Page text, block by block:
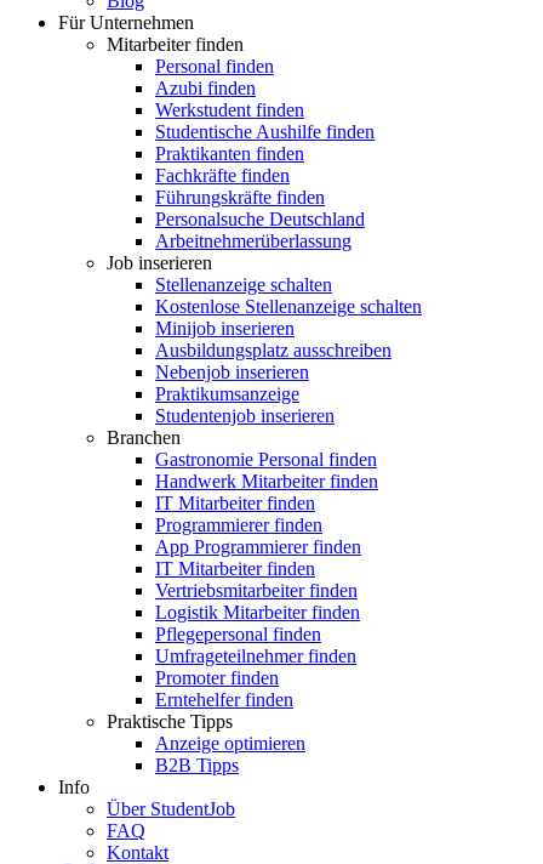
Für Unternehmen
Mitarbeiter finden
Personal finden
Azubi finden
Werkstudent finden
Studentische Aushilfe finden
Praktikanten finden
Fachkräfte finden
Führungskräfte finden
Personalsuche Deutschland
Arbeitnehmerüberlassung
Job inserieren
Stellenanzeige schalten
Kostenlose Stellenanzeige schalten
Minijob inserieren
Ausbildungsplatz ausschreiben
Nebenjob inserieren
Praktikumsanzeige
Studentenjob inserieren
Branchen
Gastronomie Personal finden
Handwerk Mitarbeiter finden
IT Mitarbeiter finden
Programmierer finden
App Programmierer finden
IT Mitarbeiter finden
Vertriebsmitarbeiter finden
Logistik Mitarbeiter finden
Pflegepersonal finden
Umfrageteilnehmer finden
Promoter finden
Erntehelfer finden
Praktische Tipps
Anzeige optimieren
B2B Tipps
Info
Über StudentJob
FAQ
Kontakt